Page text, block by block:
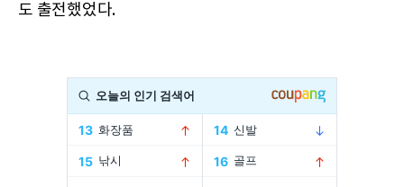
도 출전했었다.